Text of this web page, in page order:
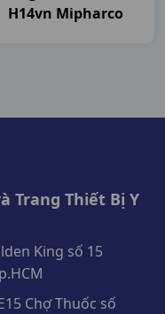
H14vn Mipharco
Trang Thiết Bị Y
King số 15
Chợ Thuốc số